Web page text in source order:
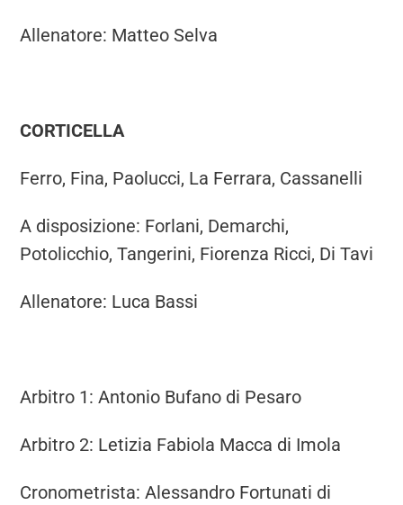
Allenatore: Matteo Selva
CORTICELLA
Ferro, Fina, Paolucci, La Ferrara, Cassanelli
A disposizione: Forlani, Demarchi,
Potolicchio, Tangerini, Fiorenza Ricci, Di Tavi
Allenatore: Luca Bassi
Arbitro 1: Antonio Bufano di Pesaro
Arbitro 2: Letizia Fabiola Macca di Imola
Cronometrista: Alessandro Fortunati di